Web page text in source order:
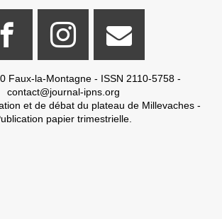
Faux-la-Montagne - ISSN 2110-5758 -
contact@journal-ipns.org
et de débat du plateau de Millevaches -
papier trimestrielle.